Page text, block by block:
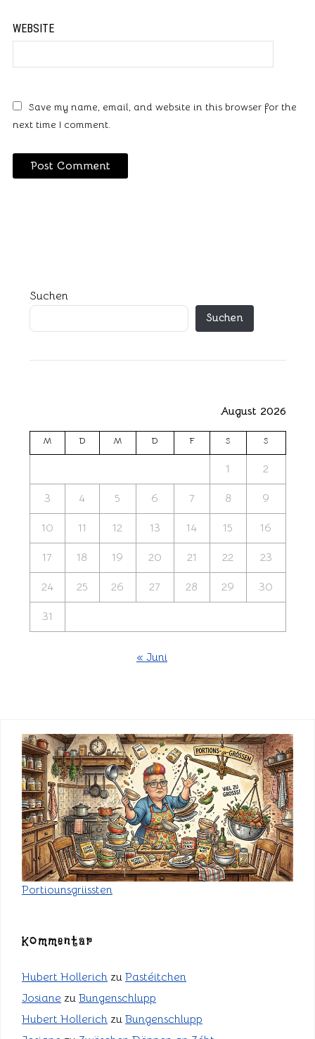
WEBSITE
Save my name, email, and website in this browser for the
next time I comment.
Suchen
Suchen
August 2026
M D M D F S S
1 2
3 4 5 6 7 8 9
10 11 12 13 14 15 16
17 18 19 20 21 22 23
24 25 26 27 28 29 30
31
« Juni
Portiounsgriissten
Kommentar
Hubert Hollerich zu Pastéitchen
Josiane zu Bungenschlupp
Hubert Hollerich zu Bungenschlupp